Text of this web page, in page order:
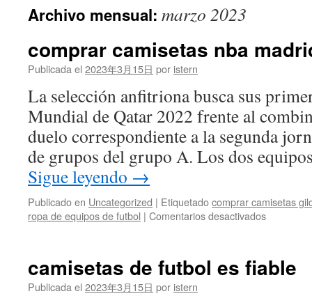
contenido
Archivo mensual: marzo 2023
comprar camisetas nba
Publicada el 2023年3月15日 por istern
La selección anfitriona busca sus
Mundial de Qatar 2022 frente al
duelo correspondiente a la segunda
de grupos del grupo A. Los dos
Sigue leyendo →
Publicado en Uncategorized | Etiquetadocomprar camisetas
ropa de equipos de futbol | Comentarios desactivadosen
madrid
camisetas de futbol es fiable
Publicada el 2023年3月15日 por istern